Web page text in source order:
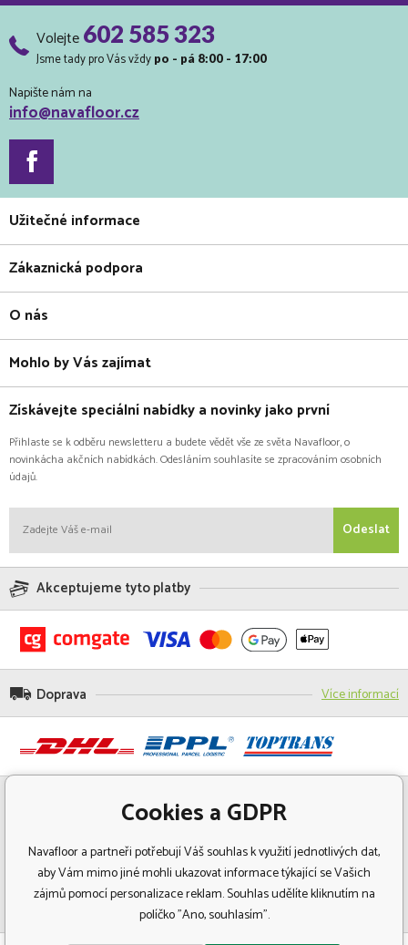
Volejte602 585 323
Jsme tady pro Vás vždy po - pá 8:00 - 17:00
Napište nám na
info@navafloor.cz
Užitečné informace
Zákaznická podpora
O nás
Mohlo by Vás zajímat
Získávejte speciální nabídky a novinky jako první
Přihlaste se k odběru newsletteru a budete vědět vše ze světa Navafloor, o
novinkácha akčních nabídkách. Odesláním souhlasíte se zpracováním osobních
údajů.
Odeslat
Akceptujeme tyto platby
Doprava Více informací
Cookies a GDPR
Navafloor a partneři potřebují Váš souhlas k využití jednotlivých dat,
aby Vám mimo jiné mohli ukazovat informace týkající se Vašich
zájmů pomocí personalizace reklam. Souhlas udělíte kliknutím na
políčko "Ano, souhlasím".